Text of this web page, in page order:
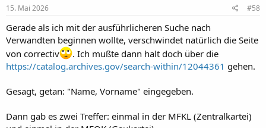
15. Mai 2026 #58
Gerade als ich mit der ausführlicheren Suche nach
Verwandten beginnen wollte, verschwindet natürlich die Seite
von correctiv
. Ich mußte dann halt doch über die
https://catalog.archives.gov/search-within/12044361 gehen.
Gesagt, getan: "Name, Vorname" eingegeben.
Dann gab es zwei Treffer: einmal in der MFKL (Zentralkartei)